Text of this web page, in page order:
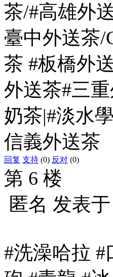
茶/#高雄外
臺中外送茶/
茶 #板橋外
外送茶#三
奶茶|#淡水
信義外送茶
回复 支持 (0) 反对 (0)
第 6 楼
匿名 发表于
#洗澡哈拉 #